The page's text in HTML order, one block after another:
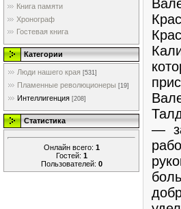
Книга памяти
Хронограф
Гостевая книга
Категории
Люди нашего края [531]
Пламенные революционеры [19]
Интеллигенция [208]
Статистика
Онлайн всего: 1
Гостей: 1
Пользователей: 0
—